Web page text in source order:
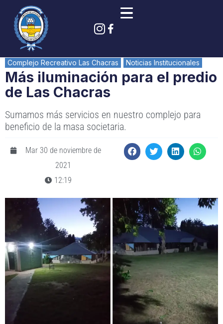
Complejo Recreativo Las Chacras Noticias Institucionales
Más iluminación para el predio
de Las Chacras
Sumamos más servicios en nuestro complejo para
beneficio de la masa societaria.
Mar 30 de noviembre de
2021
12:19